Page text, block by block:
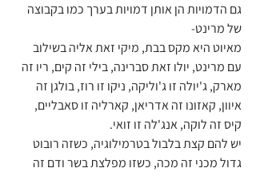
גם הדמויות הן אותן דמויות בערך כמו בקבוצה
של מרינט-
מאיוט היא מקס בבת, מיקי זאת אליה בשילוב
עם מרינט, יולו זאת סברינה, בילי זה קים, ריו זה
מארק, ג'יולה זו ג'וליקה, ניקו זו רוז, בולגן זה
איוון, קאזונו זה אדריאן, קארליה זו סאבליים,
קיס זה לוקה, אנג'לה זו זואי.
יש להם קצת בלבול בטרמילוגיה, כשזה רובוט
גדול מכני זה מכה, כשזו מפלצת בשר ודם זה